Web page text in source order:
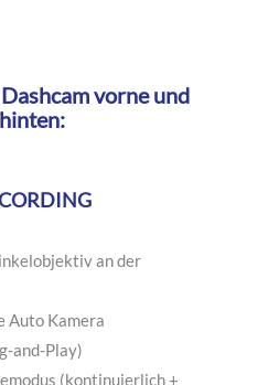
vorne und
an der
Kamera
and-Play)